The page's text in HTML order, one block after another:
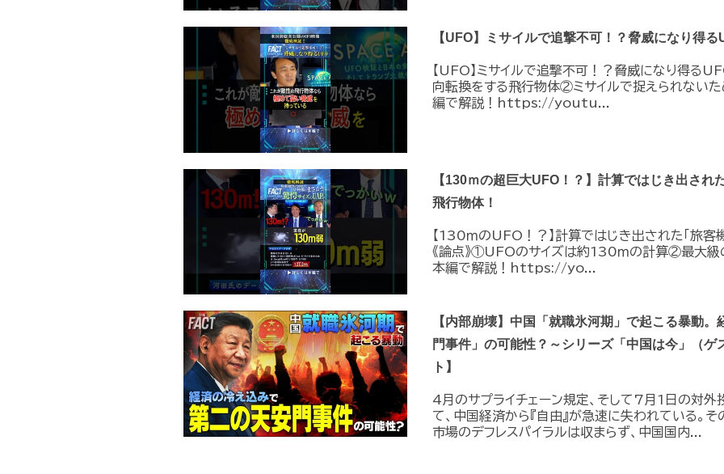
【UFO】ミサイルで追撃不可！？脅威になり得る
【UFO】ミサイルで追撃不可！？脅威になり得る
向転換をする飛行物体②ミサイルで捉えられない
編で解説！https://youtu...
【130ｍの超巨大UFO！？】計算ではじき出され
飛行物体！
【130ｍのUFO！？】計算ではじき出された「旅客
《論点》①UFOのサイズは約130ｍの計算②最大
本編で解説！https://yo...
【内部崩壊】中国「就職氷河期」で起こる暴動
門事件」の可能性？～シリーズ「中国は今」（ゲ
ト】
4月のサプライチェーン規定、そして7月1日の対外
て、中国経済から『自由』が急速に失われている。
市場のデフレスパイラルは収まらず、中国国内...